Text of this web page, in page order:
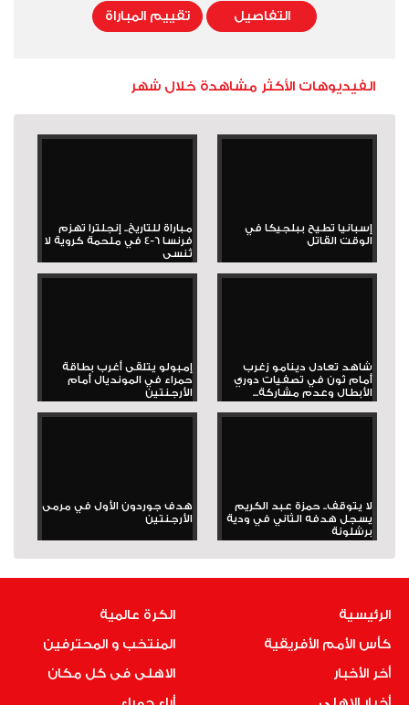
التفاصيل تقييم المباراة
الفيديوهات الأكثر مشاهدة خلال شهر
إسبانيا تطيح ببلجيكا في
الوقت القاتل
مباراة للتاريخ.. إنجلترا تهزم
فرنسا 6-4 في ملحمة كروية لا
تُنسى
شاهد تعادل دينامو زغرب
أمام ثون في تصفيات دوري
الأبطال وعدم مشاركة...
إمبولو يتلقى أغرب بطاقة
حمراء في المونديال أمام
الأرجنتين
لا يتوقف.. حمزة عبد الكريم
يسجل هدفه الثاني في ودية
برشلونة
هدف جوردون الأول في مرمى
الأرجنتين
الرئيسية
كأس الأمم الأفريقية
أخر الأخبار
الكرة عالمية
المنتخب و المحترفين
الاهلى فى كل مكان